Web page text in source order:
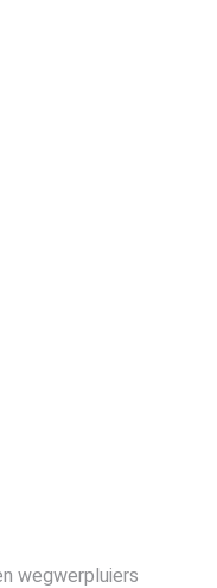
wegwerpluiers